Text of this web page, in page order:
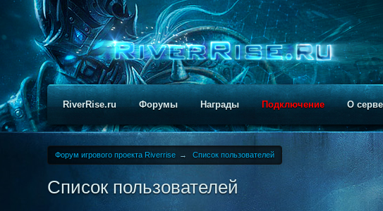
RiverRise.ru Форумы Награды Подключение О
Форум игрового проекта Riverrise → Список пользователей
Список пользователей